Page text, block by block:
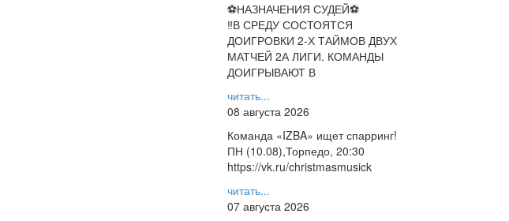
⚽НАЗНАЧЕНИЯ СУДЕЙ⚽
‼В СРЕДУ СОСТОЯТСЯ
ДОИГРОВКИ 2-Х ТАЙМОВ ДВУХ
МАТЧЕЙ 2А ЛИГИ. КОМАНДЫ
ДОИГРЫВАЮТ В
читать...
08 августа 2026
Команда «IZBA» ищет спарринг!
ПН (10.08),Торпедо, 20:30
https://vk.ru/christmasmusick
читать...
07 августа 2026